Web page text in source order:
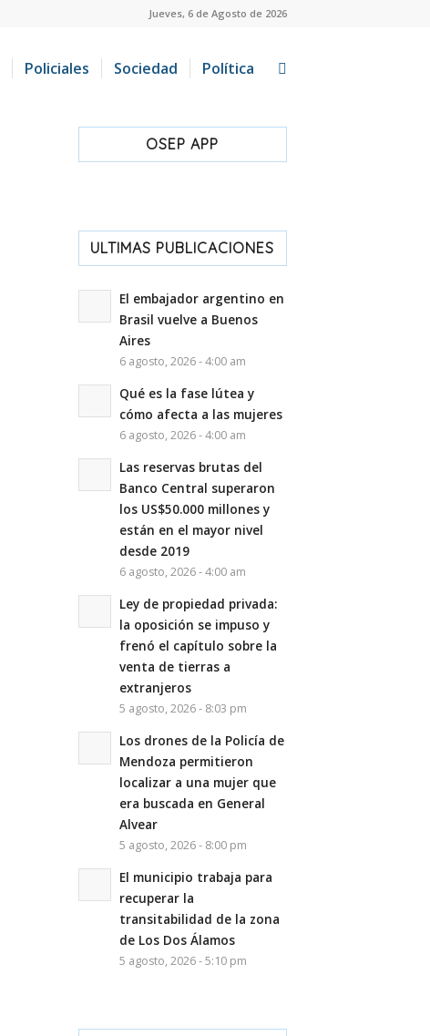
Jueves, 6 de Agosto de 2026
Policiales Sociedad Política
OSEP APP
ULTIMAS PUBLICACIONES
El embajador argentino en
Brasil vuelve a Buenos
Aires
6 agosto, 2026 - 4:00 am
Qué es la fase lútea y
cómo afecta a las mujeres
6 agosto, 2026 - 4:00 am
Las reservas brutas del
Banco Central superaron
los US$50.000 millones y
están en el mayor nivel
desde 2019
6 agosto, 2026 - 4:00 am
Ley de propiedad privada:
la oposición se impuso y
frenó el capítulo sobre la
venta de tierras a
extranjeros
5 agosto, 2026 - 8:03 pm
Los drones de la Policía de
Mendoza permitieron
localizar a una mujer que
era buscada en General
Alvear
5 agosto, 2026 - 8:00 pm
El municipio trabaja para
recuperar la
transitabilidad de la zona
de Los Dos Álamos
5 agosto, 2026 - 5:10 pm